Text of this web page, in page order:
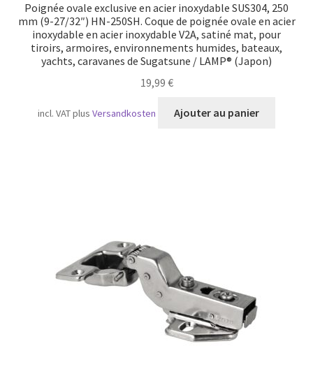
Poignée ovale exclusive en acier inoxydable SUS304, 250
mm (9-27/32″) HN-250SH. Coque de poignée ovale en acier
inoxydable en acier inoxydable V2A, satiné mat, pour
tiroirs, armoires, environnements humides, bateaux,
yachts, caravanes de Sugatsune / LAMP® (Japon)
19,99 €
incl. VATplusVersandkosten Ajouter au panier